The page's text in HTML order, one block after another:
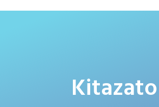
Kitazato